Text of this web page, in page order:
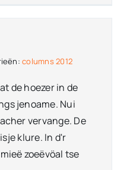
columns 2012
de hoezer in de
jenoame. Nui
vervange. De
klure. In d'r
zoeëvöal tse